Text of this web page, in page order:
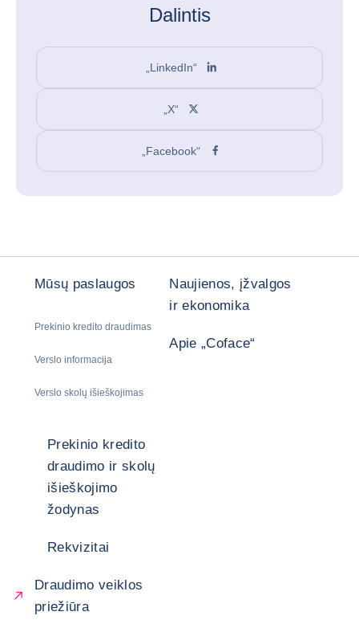
Dalintis
„LinkedIn“
„X“
„Facebook“
Mūsų paslaugos
Prekinio kredito draudimas
Verslo informacija
Verslo skolų išieškojimas
Naujienos, įžvalgos
ir ekonomika
Apie „Coface“
Prekinio kredito
draudimo ir skolų
išieškojimo
žodynas
Rekvizitai
Draudimo veiklos
priežiūra